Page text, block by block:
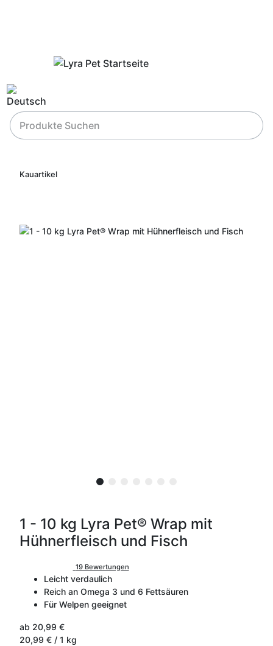
Kauartikel
1 - 10 kg Lyra Pet® Wrap mit
Hühnerfleisch und Fisch
19 Bewertungen
Leicht verdaulich
Reich an Omega 3 und 6 Fettsäuren
Für Welpen geeignet
ab 20,99 €
20,99 € / 1 kg